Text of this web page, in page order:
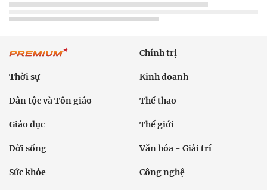
Chính trị
Thời sự Kinh doanh
Dân tộc và Tôn giáo Thể thao
Giáo dục Thế giới
Đời sống Văn hóa - Giải trí
Sức khỏe Công nghệ